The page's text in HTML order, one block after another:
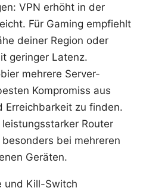
VPN erhöht in der
Für Gaming empfiehlt
deiner Region oder
geringer Latenz.
mehrere Server-
Kompromiss aus
Erreichbarkeit zu finden.
Router
bei mehreren
Geräten.
und Kill-Switch